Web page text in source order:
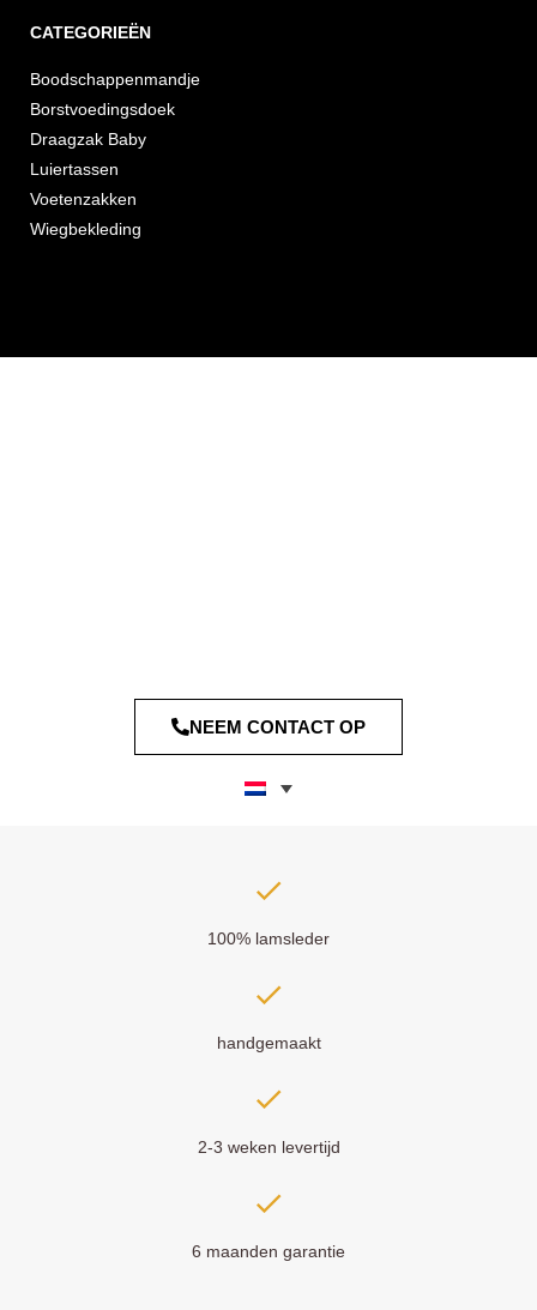
CATEGORIEËN
Boodschappenmandje
Borstvoedingsdoek
Draagzak Baby
Luiertassen
Voetenzakken
Wiegbekleding
NEEM CONTACT OP
100% lamsleder
handgemaakt
2-3 weken levertijd
6 maanden garantie